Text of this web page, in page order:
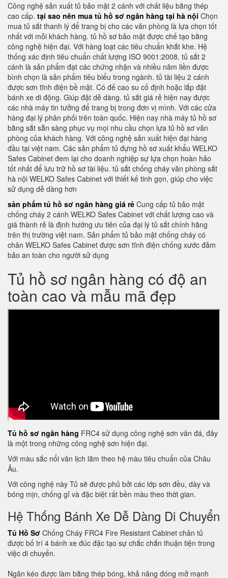
Công nghệ sản xuất tủ bảo mật 2 cánh với chất liệu bằng thép
cao cấp. tại sao nên mua tủ hồ sơ ngân hàng tại hà nội Chọn
mua tủ sắt thanh lý để trang bị cho các văn phòng là lựa chọn tốt
nhất với mỗi khách hàng. tủ hồ sơ bảo mật được chế tạo bằng
công nghệ hiện đại. Với hàng loạt các tiêu chuẩn khắt khe. Hệ
thống xác định tiêu chuẩn chất lượng ISO 9001:2008. tủ sắt 2
cánh là sản phẩm đạt các chứng nhận và nhiều năm liền được
bình chọn là sản phẩm tiêu biểu trong ngành. tủ tài liệu 2 cánh
được sơn tĩnh điện bề mặt. Có đế cao su cố định hoặc lắp đặt
bánh xe di động. Giúp đặt dễ dàng. tủ sắt giá rẻ hiện nay được
các nhà máy tin tưởng để trang bị trong đơn vị mình. Với các cửa
hàng đại lý phân phối trên toàn quốc. Hiện nay nhà máy tủ hồ sơ
bằng sắt sẵn sàng phục vụ mọi nhu cầu chọn lựa tủ hồ sơ văn
phòng của khách hàng. Với công nghệ sản xuất hiện đại hàng
đầu tại việt nam. Các sản phẩm tủ đựng hồ sơ xuất khẩu WELKO
Safes Cabinet đem lại cho doanh nghiệp sự lựa chọn hoàn hảo
tốt nhất để lưu trữ hồ sơ tài liệu. tủ sắt chống cháy văn phòng sắt
hà nội WELKO Safes Cabinet với thiết kế tinh gọn, giúp cho việc
sử dụng dễ dàng hơn
sản phẩm tủ hồ sơ ngân hàng giá rẻ Cung cấp tủ bảo mật
chống cháy 2 cánh WELKO Safes Cabinet với chất lượng cao và
giá thành rẻ là định hướng ưu tiên của đại lý tủ sắt chính hãng
trên thị trường việt nam. Sản phẩm tủ bảo mật chống cháy có
chân WELKO Safes Cabinet được sơn tĩnh điện chống xước đảm
bảo an toàn cho người sử dụng
Tủ hồ sơ ngân hàng có độ an
toàn cao và mẫu mã đẹp
Tủ hồ sơ ngân hàng FRC4 sử dụng công nghệ sơn vân đá, đây
là một trong những công nghệ sơn hiện đại.
Với màu sắc nổi vân lịch lãm theo hệ màu tiêu chuẩn của Châu
Âu.
Với công nghệ này Tủ sẽ được phủ bởi các lớp sơn đều, dày và
bóng mịn, chống gỉ và đặc biệt rất bền màu theo thời gian.
Hệ Thống Bánh Xe Dễ Dàng Di Chuyển
Tủ Hồ Sơ Chống Cháy FRC4 Fire Resistant Cabinet chân tủ
được bố trí 4 bánh xe đúc đặc tạo sự chắc chắn thuận tiện trong
việc di chuyển.
Ngăn kéo được làm bằng thép bóng, khả năng đóng mở mạnh